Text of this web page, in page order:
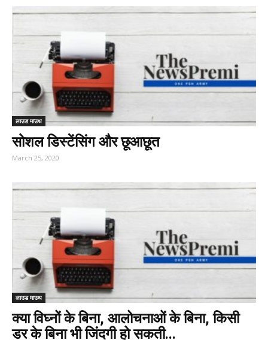
लाउड माउथ
सोशल डिस्टेंसिंग और छूआछूत
March 25, 2020
लाउड माउथ
क्या विघ्नों के बिना, आलोचनाओं के बिना, किसी
डर के बिना भी जिंदगी हो सकती...